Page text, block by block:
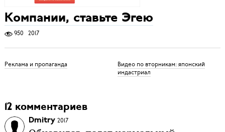
Компании, ставьте Эгею
950 2017
Реклама и пропаганда
Видео по вторникам: японский
индастриал
12 комментариев
Dmitry 2017